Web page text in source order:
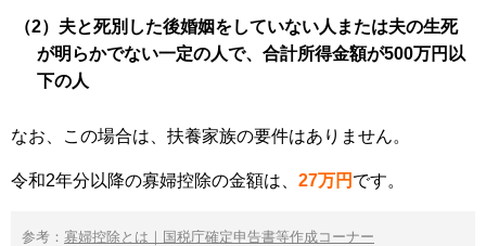
（2）夫と死別した後婚姻をしていない人または夫の生死
が明らかでない一定の人で、合計所得金額が500万円以
下の人
なお、この場合は、扶養家族の要件はありません。
令和2年分以降の寡婦控除の金額は、 27万円 です。
参考： 寡婦控除とは｜国税庁確定申告書等作成コーナー